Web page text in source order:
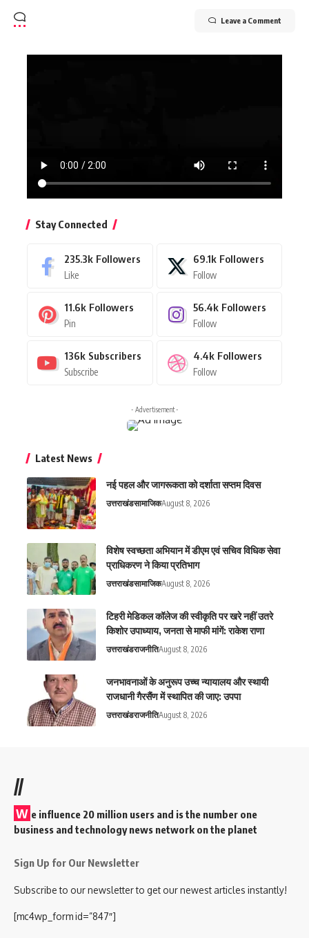
Leave a Comment
Stay Connected
235.3k Followers
Like
69.1k Followers
Follow
11.6k Followers
Pin
56.4k Followers
Follow
136k Subscribers
Subscribe
4.4k Followers
Follow
- Advertisement -
Latest News
नई पहल और जागरूकता को दर्शाता सप्तम दिवस
उत्तराखंडसामाजिकAugust 8, 2026
विशेष स्वच्छता अभियान में डीएम एवं सचिव विधिक सेवा
प्राधिकरण ने किया प्रतिभाग
उत्तराखंडसामाजिकAugust 8, 2026
टिहरी मेडिकल कॉलेज की स्वीकृति पर खरे नहीं उतरे
किशोर उपाध्याय, जनता से माफी मांगें: राकेश राणा
उत्तराखंडराजनीतिAugust 8, 2026
जनभावनाओं के अनुरूप उच्च न्यायालय और स्थायी
राजधानी गैरसैंण में स्थापित की जाए: उपपा
उत्तराखंडराजनीतिAugust 8, 2026
//
W e influence 20 million users and is the number one
business and technology news network on the planet
Sign Up for Our Newsletter
Subscribe to our newsletter to get our newest articles instantly!
[mc4wp_form id=”847″]